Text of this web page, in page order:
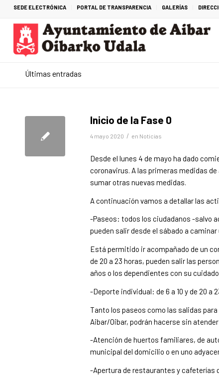
SEDE ELECTRÓNICA PORTAL DE TRANSPARENCIA GALERÍAS
Últimas entradas
Inicio de la Fase 0
4 mayo 2020 / en Noticias
Desde el lunes 4 de mayo ha dado
coronavirus. A las primeras medidas
sumar otras nuevas medidas.
A continuación vamos a detallar las
-Paseos: todos los ciudadanos -salvo
pueden salir desde el sábado a
Está permitido ir acompañado de un
de 20 a 23 horas, pueden salir las
años o los dependientes con su
-Deporte individual: de 6 a 10 y de 20 a
Tanto los paseos como las salidas
Aibar/Oibar, podrán hacerse sin
-Atención de huertos familiares, de
municipal del domicilio o en uno
-Apertura de restaurantes y cafeterías